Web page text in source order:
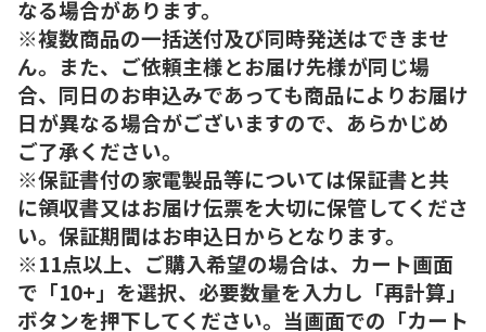
なる場合があります。
※複数商品の一括送付及び同時発送はできませ
ん。また、ご依頼主様とお届け先様が同じ場
合、同日のお申込みであっても商品によりお届け
日が異なる場合がございますので、あらかじめ
ご了承ください。
※保証書付の家電製品等については保証書と共
に領収書又はお届け伝票を大切に保管してくださ
い。保証期間はお申込日からとなります。
※11点以上、ご購入希望の場合は、カート画面
で「10+」を選択、必要数量を入力し「再計算」
ボタンを押下してください。当画面での「カート